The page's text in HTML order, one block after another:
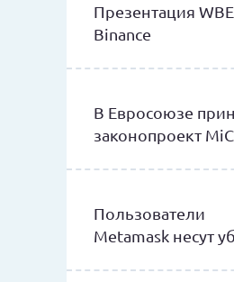
Презентация
Binance
В Евросоюзе
законопроект
Пользователи
Metamask несут